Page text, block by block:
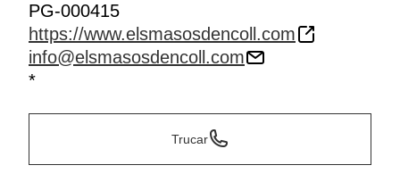
PG-000415
https://www.elsmasosdencoll.com
info@elsmasosdencoll.com
*
Trucar